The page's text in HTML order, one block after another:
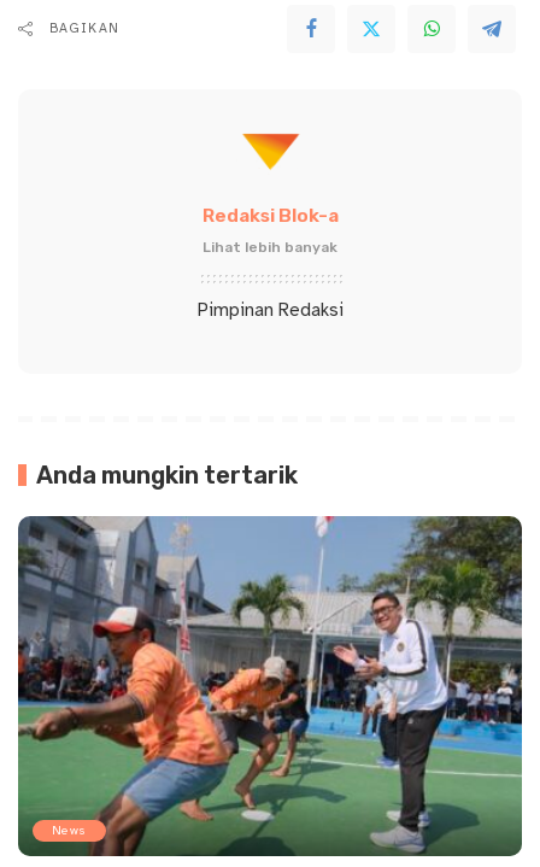
BAGIKAN
Redaksi Blok-a
Lihat lebih banyak
Pimpinan Redaksi
Anda mungkin tertarik
News